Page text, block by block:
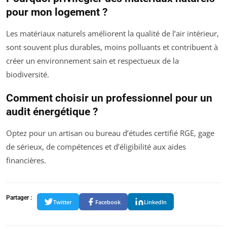
pour mon logement ?
Les matériaux naturels améliorent la qualité de l’air intérieur,
sont souvent plus durables, moins polluants et contribuent à
créer un environnement sain et respectueux de la
biodiversité.
Comment choisir un professionnel pour un
audit énergétique ?
Optez pour un artisan ou bureau d’études certifié RGE, gage
de sérieux, de compétences et d’éligibilité aux aides
financières.
Partager :
Twitter Facebook LinkedIn